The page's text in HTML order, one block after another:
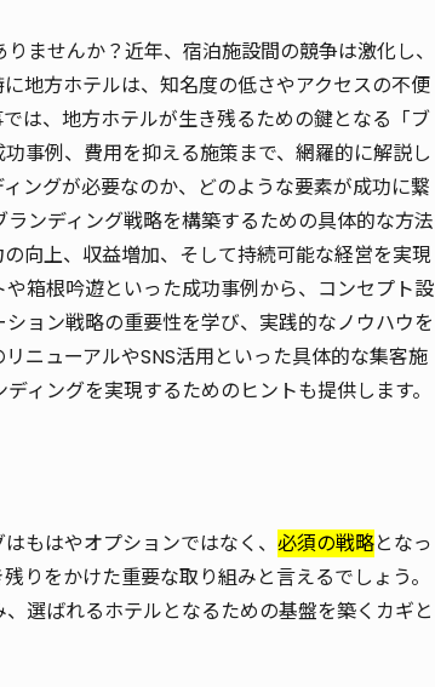
ませんか？近年、宿泊施設間の競争は激化し、
地方ホテルは、知名度の低さやアクセスの不便
は、地方ホテルが生き残るための鍵となる「ブ
事例、費用を抑える施策まで、網羅的に解説し
ングが必要なのか、どのような要素が成功に繋
ンディング戦略を構築するための具体的な方法
向上、収益増加、そして持続可能な経営を実現
箱根吟遊といった成功事例から、コンセプト設
ョン戦略の重要性を学び、実践的なノウハウを
ニューアルやSNS活用といった具体的な集客施
ィングを実現するためのヒントも提供します。
もはやオプションではなく、 必須の戦略となっ
りをかけた重要な取り組みと言えるでしょう。
選ばれるホテルとなるための基盤を築くカギと